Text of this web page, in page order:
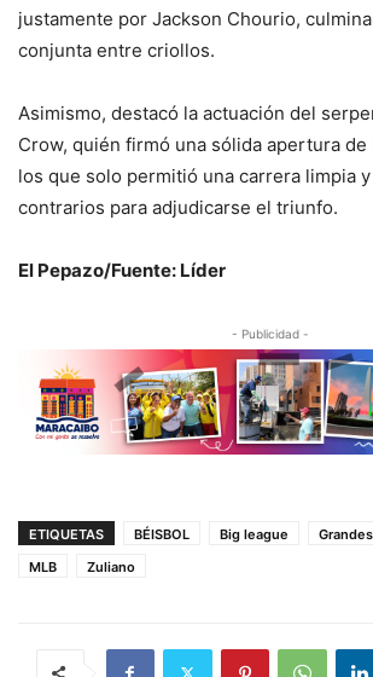
justamente por Jackson Chourio,
conjunta entre criollos.
Asimismo, destacó la actuación del
Crow, quién firmó una sólida apertura
los que solo permitió una carrera limpia
contrarios para adjudicarse el triunfo.
El Pepazo/Fuente: Líder
- Publicidad -
ETIQUETAS BÉISBOL Big league Grandes
MLB
Zuliano